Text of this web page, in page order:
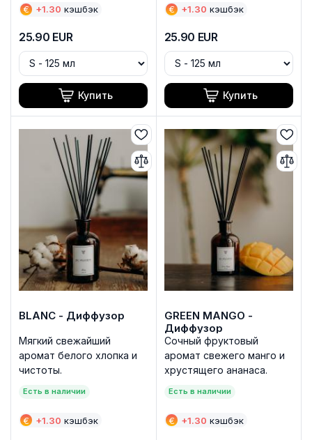
€ +1.30 кэшбэк
25.90 EUR
Купить
€ +1.30 кэшбэк
25.90 EUR
Купить
BLANC - Диффузор
Мягкий свежайший
аромат белого хлопка и
чистоты.
Есть в наличии
€ +1.30 кэшбэк
GREEN MANGO -
Диффузор
Сочный фруктовый
аромат свежего манго и
хрустящего ананаса.
Есть в наличии
€ +1.30 кэшбэк